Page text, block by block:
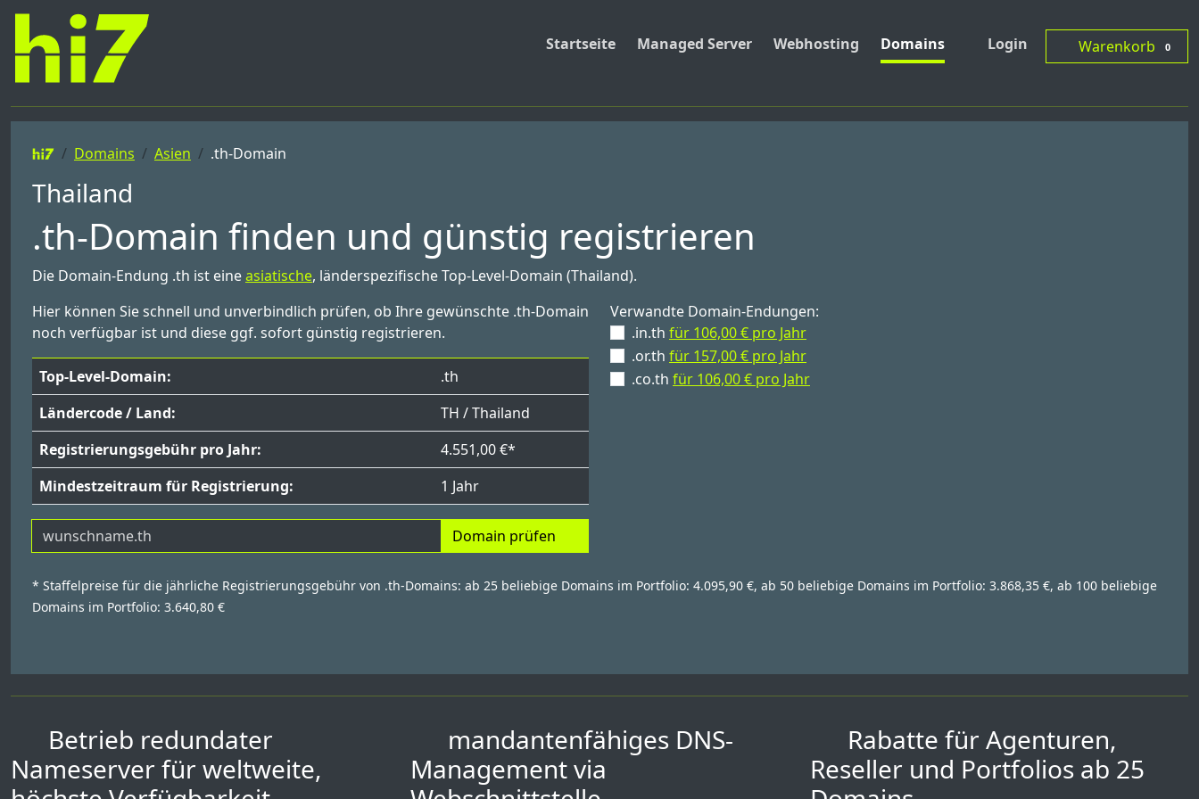
Startseite Managed Server Webhosting Domains Login Warenkorb 0
Domains Asien .th-Domain
Thailand
.th-Domain finden und günstig registrieren
Die Domain-Endung .th ist eineasiatische, länderspezifische Top-Level-Domain (Thailand).
Hier können Sie schnell und unverbindlich prüfen, ob Ihre gewünschte .th-Domain
noch verfügbar ist und diese ggf. sofort günstig registrieren.
Top-Level-Domain:
.th
Ländercode / Land:
TH / Thailand
Registrierungsgebühr pro Jahr:
4.551,00 €*
Mindestzeitraum für Registrierung:
1 Jahr
Domain prüfen
Verwandte Domain-Endungen:
.in.th für 106,00 € pro Jahr
.or.th für 157,00 € pro Jahr
.co.th für 106,00 € pro Jahr
* Staffelpreise für die jährliche Registrierungsgebühr von .th-Domains: ab 25 beliebige Domains im Portfolio: 4.095,90 €, ab 50 beliebige Domains im Portfolio: 3.868,35 €, ab 100 beliebige
Domains im Portfolio: 3.640,80 €
Betrieb redundater
Nameserver für weltweite,
mandantenfähiges DNS-
Management via
Rabatte für Agenturen,
Reseller und Portfolios ab 25